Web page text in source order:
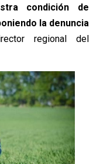
condición de
la denuncia
regional del